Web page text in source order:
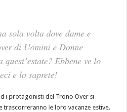
sola volta dove dame e
di Uomini e Donne
Ebbene ve lo
e lo saprete!
i protagonisti del Trono Over si
trascorreranno le loro vacanze estive.